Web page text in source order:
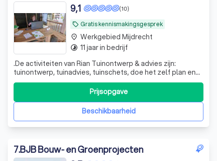
local_offer Gratis kennismakingsgesprek
(10)
9,1
.De activiteiten van Rian Tuinontwerp & advies zijn:
tuinontwerp, tuinadvies, tuinschets, doe het zelf plan en
hoveniersservice. Nu u weet wie ik ben, kunnen wij
misschien wat voor elkaar betekenen.
Beschikbaarheid
Prijsopgave
place Werkgebied Mijdrecht
timelapse 11 jaar in bedrijf
7.BJB Bouw- en Groenprojecten